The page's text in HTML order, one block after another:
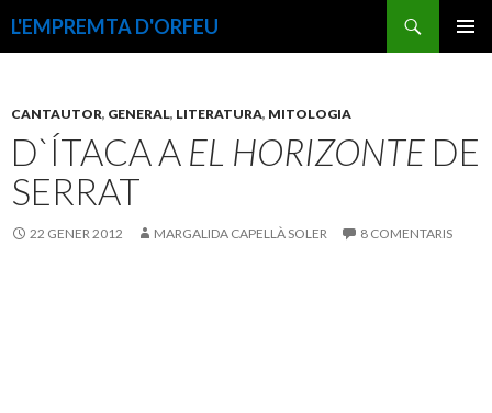
L'EMPREMTA D'ORFEU
CANTAUTOR, GENERAL, LITERATURA, MITOLOGIA
D`ÍTACA A EL HORIZONTE DE
SERRAT
22 GENER 2012 MARGALIDA CAPELLÀ SOLER 8 COMENTARIS